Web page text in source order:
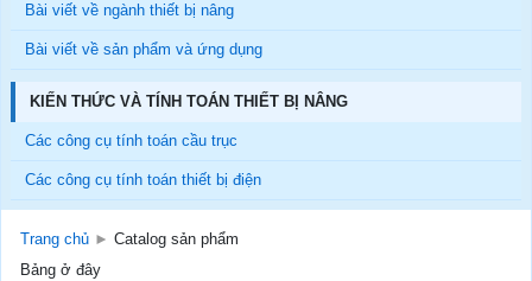
Bài viết về ngành thiết bị nâng
Bài viết về sản phẩm và ứng dụng
KIẾN THỨC VÀ TÍNH TOÁN THIẾT BỊ NÂNG
Các công cụ tính toán cầu trục
Các công cụ tính toán thiết bị điện
Trang chủ ► Catalog sản phẩm
Bảng ở đây